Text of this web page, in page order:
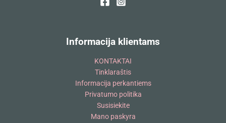
Informacija klientams
KONTAKTAI
Tinklaraštis
Informacija perkantiems
Privatumo politika
Susisiekite
Mano paskyra